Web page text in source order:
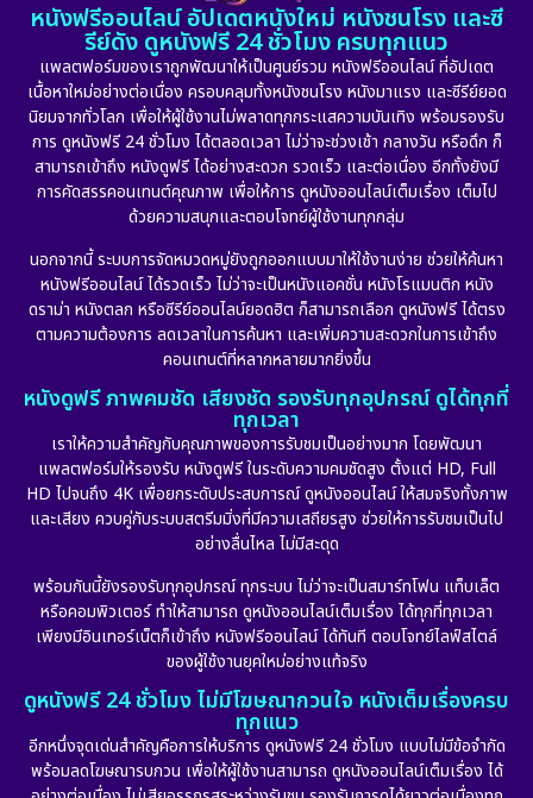
หนังฟรีออนไลน์ อัปเดตหนังใหม่ หนังชนโรง และซี
รีย์ดัง ดูหนังฟรี 24 ชั่วโมง ครบทุกแนว
แพลตฟอร์มของเราถูกพัฒนาให้เป็นศูนย์รวม หนังฟรีออนไลน์ ที่อัปเดต
เนื้อหาใหม่อย่างต่อเนื่อง ครอบคลุมทั้งหนังชนโรง หนังมาแรง และซีรีย์ยอด
นิยมจากทั่วโลก เพื่อให้ผู้ใช้งานไม่พลาดทุกกระแสความบันเทิง พร้อมรองรับ
การ ดูหนังฟรี 24 ชั่วโมง ได้ตลอดเวลา ไม่ว่าจะช่วงเช้า กลางวัน หรือดึก ก็
สามารถเข้าถึง หนังดูฟรี ได้อย่างสะดวก รวดเร็ว และต่อเนื่อง อีกทั้งยังมี
การคัดสรรคอนเทนต์คุณภาพ เพื่อให้การ ดูหนังออนไลน์เต็มเรื่อง เต็มไป
ด้วยความสนุกและตอบโจทย์ผู้ใช้งานทุกกลุ่ม
นอกจากนี้ ระบบการจัดหมวดหมู่ยังถูกออกแบบมาให้ใช้งานง่าย ช่วยให้ค้นหา
หนังฟรีออนไลน์ ได้รวดเร็ว ไม่ว่าจะเป็นหนังแอคชั่น หนังโรแมนติก หนัง
ดราม่า หนังตลก หรือซีรีย์ออนไลน์ยอดฮิต ก็สามารถเลือก ดูหนังฟรี ได้ตรง
ตามความต้องการ ลดเวลาในการค้นหา และเพิ่มความสะดวกในการเข้าถึง
คอนเทนต์ที่หลากหลายมากยิ่งขึ้น
หนังดูฟรี ภาพคมชัด เสียงชัด รองรับทุกอุปกรณ์ ดูได้ทุกที่
ทุกเวลา
เราให้ความสำคัญกับคุณภาพของการรับชมเป็นอย่างมาก โดยพัฒนา
แพลตฟอร์มให้รองรับ หนังดูฟรี ในระดับความคมชัดสูง ตั้งแต่ HD, Full
HD ไปจนถึง 4K เพื่อยกระดับประสบการณ์ ดูหนังออนไลน์ ให้สมจริงทั้งภาพ
และเสียง ควบคู่กับระบบสตรีมมิ่งที่มีความเสถียรสูง ช่วยให้การรับชมเป็นไป
อย่างลื่นไหล ไม่มีสะดุด
พร้อมกันนี้ยังรองรับทุกอุปกรณ์ ทุกระบบ ไม่ว่าจะเป็นสมาร์ทโฟน แท็บเล็ต
หรือคอมพิวเตอร์ ทำให้สามารถ ดูหนังออนไลน์เต็มเรื่อง ได้ทุกที่ทุกเวลา
เพียงมีอินเทอร์เน็ตก็เข้าถึง หนังฟรีออนไลน์ ได้ทันที ตอบโจทย์ไลฟ์สไตล์
ของผู้ใช้งานยุคใหม่อย่างแท้จริง
ดูหนังฟรี 24 ชั่วโมง ไม่มีโฆษณากวนใจ หนังเต็มเรื่องครบ
ทุกแนว
อีกหนึ่งจุดเด่นสำคัญคือการให้บริการ ดูหนังฟรี 24 ชั่วโมง แบบไม่มีข้อจำกัด
พร้อมลดโฆษณารบกวน เพื่อให้ผู้ใช้งานสามารถ ดูหนังออนไลน์เต็มเรื่อง ได้